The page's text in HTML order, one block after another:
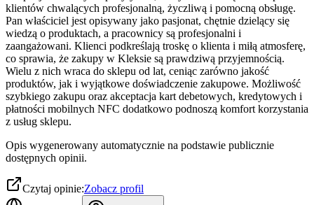
klientów chwalących profesjonalną, życzliwą i pomocną obsługę.
Pan właściciel jest opisywany jako pasjonat, chętnie dzielący się
wiedzą o produktach, a pracownicy są profesjonalni i
zaangażowani. Klienci podkreślają troskę o klienta i miłą atmosferę,
co sprawia, że zakupy w Kleksie są prawdziwą przyjemnością.
Wielu z nich wraca do sklepu od lat, ceniąc zarówno jakość
produktów, jak i wyjątkowe doświadczenie zakupowe. Możliwość
szybkiego zakupu oraz akceptacja kart debetowych, kredytowych i
płatności mobilnych NFC dodatkowo podnoszą komfort korzystania
z usług sklepu.
Opis wygenerowany automatycznie na podstawie publicznie
dostępnych opinii.
Czytaj opinie:Zobacz profil